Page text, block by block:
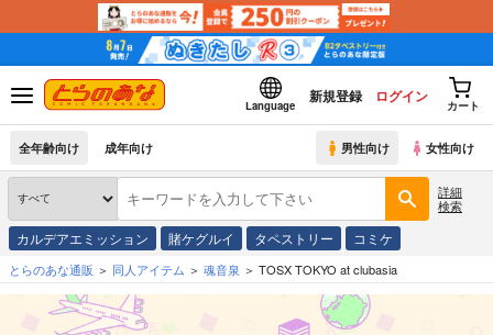
Language
新規登録 ログイン
カート
全年齢向け 成年向け 男性向け 女性向け
詳細
検索
カルデアエミッション 賭ケグルイ タペストリー コミケ
とらのあな通販 同人アイテム 魂音泉 TOSX TOKYO at clubasia